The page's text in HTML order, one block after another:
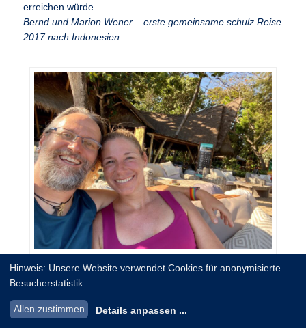
erreichen würde.
Bernd und Marion Wener – erste gemeinsame schulz Reise
2017 nach Indonesien
Ihre außergewöhnliche Geschichte haben Bernd und
Marion übrigens auch in einem Film festgehalten:
Hinweis: Unsere Website verwendet Cookies für anonymisierte
Besucherstatistik.
Allen zustimmen Details anpassen ...